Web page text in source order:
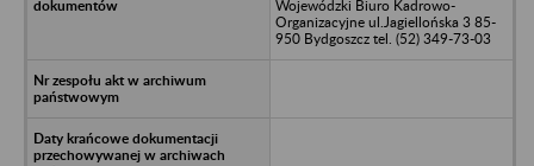
Wojewódzki Biuro Kadrowo-
Organizacyjne ul.Jagiellońska 3 85-
950 Bydgoszcz tel. (52) 349-73-03